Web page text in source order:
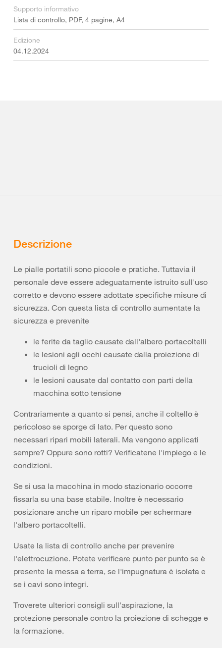
Supporto informativo
Lista di controllo, PDF, 4 pagine, A4
Edizione
04.12.2024
Descrizione
Le pialle portatili sono piccole e pratiche. Tuttavia il
personale deve essere adeguatamente istruito sull'uso
corretto e devono essere adottate specifiche misure di
sicurezza. Con questa lista di controllo aumentate la
sicurezza e prevenite
le ferite da taglio causate dall'albero portacoltelli
le lesioni agli occhi causate dalla proiezione di
trucioli di legno
le lesioni causate dal contatto con parti della
macchina sotto tensione
Contrariamente a quanto si pensi, anche il coltello è
pericoloso se sporge di lato. Per questo sono
necessari ripari mobili laterali. Ma vengono applicati
sempre? Oppure sono rotti? Verificatene l'impiego e le
condizioni.
Se si usa la macchina in modo stazionario occorre
fissarla su una base stabile. Inoltre è necessario
posizionare anche un riparo mobile per schermare
l'albero portacoltelli.
Usate la lista di controllo anche per prevenire
l'elettrocuzione. Potete verificare punto per punto se è
presente la messa a terra, se l'impugnatura è isolata e
se i cavi sono integri.
Troverete ulteriori consigli sull'aspirazione, la
protezione personale contro la proiezione di schegge e
la formazione.